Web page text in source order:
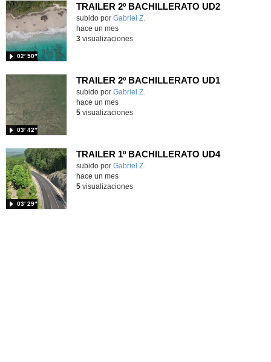
TRAILER 2º BACHILLERATO UD2
Contenido educativo.
subido por Gabriel Z.
02′ 50″
hace un mes
3visualizaciones
TRAILER 2º BACHILLERATO UD1
Contenido educativo.
subido por Gabriel Z.
03′ 42″
hace un mes
5visualizaciones
TRAILER 1º BACHILLERATO UD4
Contenido educativo.
subido por Gabriel Z.
03′ 29″
hace un mes
5visualizaciones